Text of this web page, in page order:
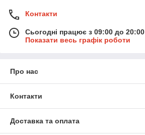
Контакти
Сьогодні працює з 09:00 до 20:00
Показати весь графік роботи
Про нас
Контакти
Доставка та оплата